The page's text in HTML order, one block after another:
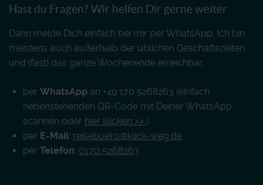
Hast du Fragen? Wir helfen Dir gerne weiter
Dann melde Dich einfach bei mir per WhatsApp. Ich bin
meistens auch außerhalb der üblichen Geschäftszeiten
und (fast) das ganze Wochenende erreichbar.
per WhatsApp an +49 170 5268263 (einfach
nebenstehenden QR-Code mit Deiner WhatsApp
scannen oder hier klicken >> )
per E-Mail: reisebuero@klick-weg.de
per Telefon: 0170 5268263